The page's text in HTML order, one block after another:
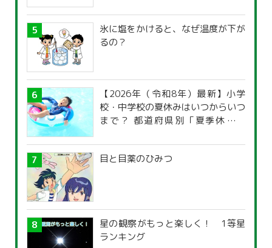
氷に塩をかけると、なぜ温度が下が
るの？
【2026年（令和8年）最新】小学
校・中学校の夏休みはいつからいつ
まで？ 都道府県別「夏季休暇一
目と目薬のひみつ
星の観察がもっと楽しく！ 1等星
ランキング